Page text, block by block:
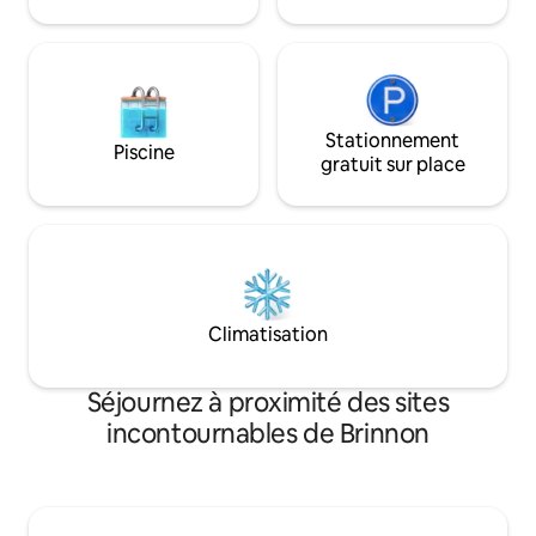
abondante et une connexion inoubliable
laisse est
Piscine
Stationnement
gratuit sur place
Climatisation
Séjournez à proximité des sites
incontournables de Brinnon